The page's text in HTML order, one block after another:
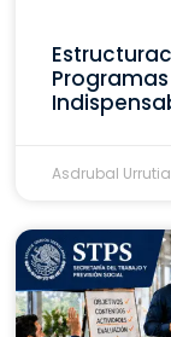
Asdrubal Urrutia